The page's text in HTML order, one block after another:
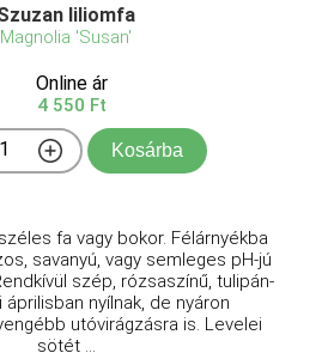
liliomfa
Magnolia 'Susan'
Online ár
4 550 Ft
Kosárba
fa vagy bokor. Félárnyékba
savanyú, vagy semleges pH-jú
szép, rózsaszínű, tulipán-
áprilisban nyílnak, de nyáron
utóvirágzásra is. Levelei
sötét ...